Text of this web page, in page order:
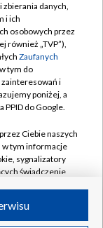
danych,
i ich
osobowych przez
również „TVP”),
Zaufanych
tym do
i
poniżej, a
PPID do Google.
Ciebie naszych
w tym informacje
sygnalizatory
świadczenie